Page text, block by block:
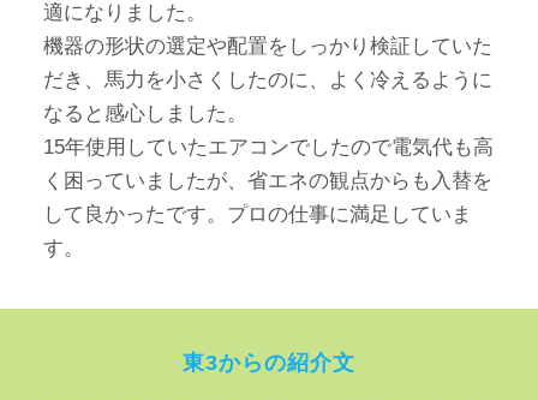
適になりました。
機器の形状の選定や配置をしっかり検証していた
だき、馬力を小さくしたのに、よく冷えるように
なると感心しました。
15年使用していたエアコンでしたので電気代も高
く困っていましたが、省エネの観点からも入替を
して良かったです。プロの仕事に満足していま
す。
東3からの紹介文